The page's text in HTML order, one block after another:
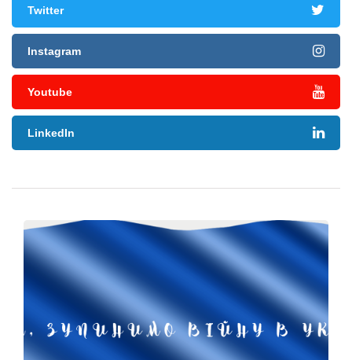
Twitter
Instagram
Youtube
LinkedIn